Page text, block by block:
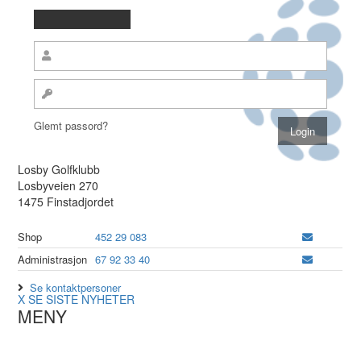
Glemt passord?
Losby Golfklubb
Losbyveien 270
1475 Finstadjordet
Shop
452 29 083
Administrasjon 67 92 33 40
Se kontaktpersoner
X SE SISTE NYHETER
MENY